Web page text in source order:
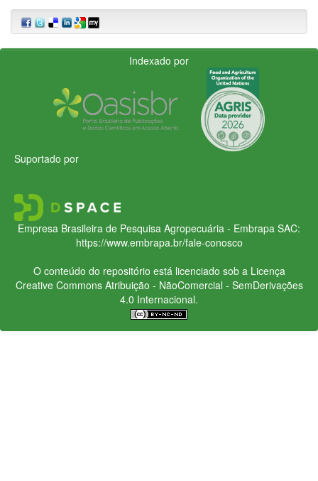
Indexado por
Suportado por
Empresa Brasileira de Pesquisa Agropecuária - Embrapa SAC:
https://www.embrapa.br/fale-conosco
O conteúdo do repositório está licenciado sob a Licença
Creative CommonsAtribuição - NãoComercial - SemDerivações
4.0 Internacional.